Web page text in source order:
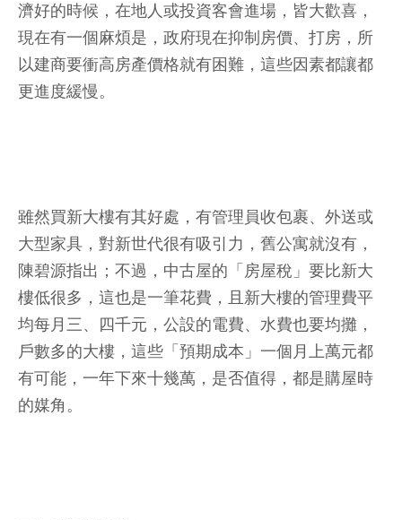
濟好的時候，在地人或投資客會進場，皆大歡喜，
現在有一個麻煩是，政府現在抑制房價、打房，所
以建商要衝高房產價格就有困難，這些因素都讓都
更進度緩慢。
雖然買新大樓有其好處，有管理員收包裹、外送或
大型家具，對新世代很有吸引力，舊公寓就沒有，
陳碧源指出；不過，中古屋的「房屋稅」要比新大
樓低很多，這也是一筆花費，且新大樓的管理費平
均每月三、四千元，公設的電費、水費也要均攤，
戶數多的大樓，這些「預期成本」一個月上萬元都
有可能，一年下來十幾萬，是否值得，都是購屋時
的媒角。